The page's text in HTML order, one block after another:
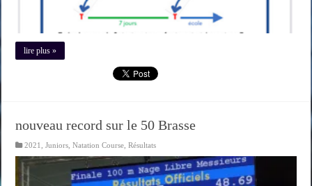
lire plus »
nouveau record sur le 50 Brasse
2021 ,Juniors ,Natation Course ,Résultats